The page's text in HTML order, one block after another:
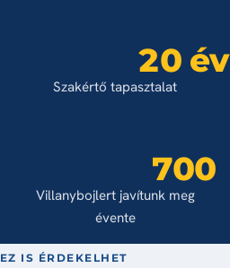
20 év
Szakértő tapasztalat
700
Villanybojlert javítunk meg
évente
EZ IS ÉRDEKELHET